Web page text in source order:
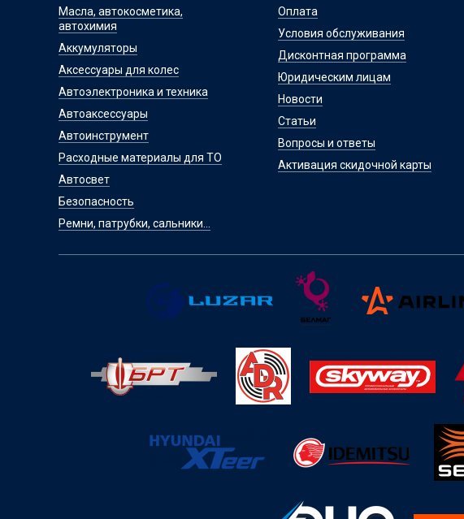
Масла, автокосметика,
автохимия
Аккумуляторы
Аксессуары для колес
Автоэлектроника и техника
Автоаксессуары
Автоинструмент
Расходные материалы для ТО
Автосвет
Безопасность
Ремни, патрубки, сальники...
Оплата
Условия обслуживания
Дисконтная программа
Юридическим лицам
Новости
Статьи
Вопросы и ответы
Активация скидочной карты